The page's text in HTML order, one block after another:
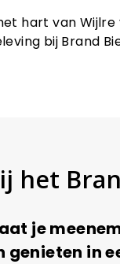
hart van Wijlre
bij Brand
het
je
genieten in